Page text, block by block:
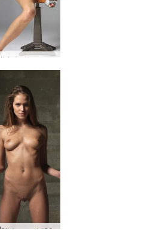
Silvie bush on palannut #29